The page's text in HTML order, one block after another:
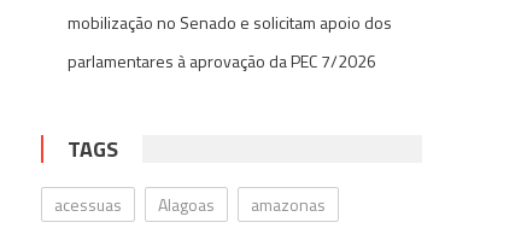
mobilização no Senado e solicitam apoio dos
parlamentares à aprovação da PEC 7/2026
TAGS
acessuas Alagoas
amazonas